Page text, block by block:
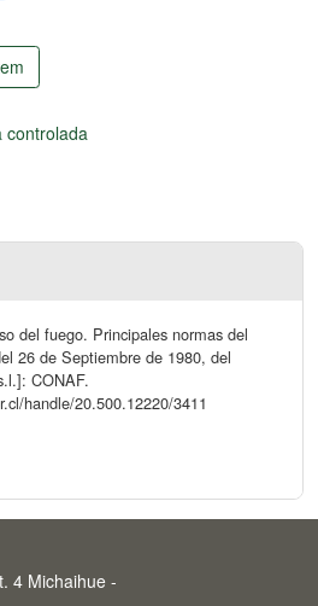
controlada
del fuego. Principales normas del
26 de Septiembre de 1980, del
CONAF.
handle/20.500.12220/3411
4 Michaihue -